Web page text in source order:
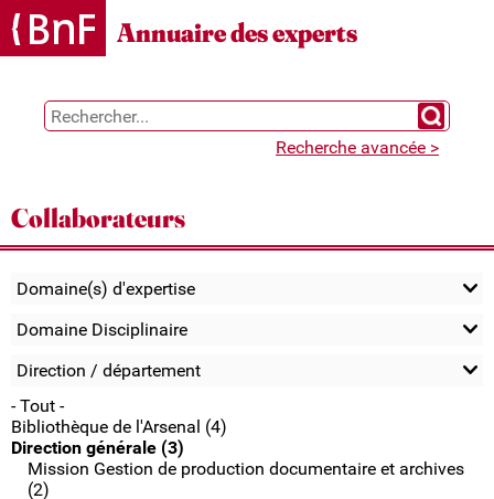
Gestion des cookies
Annuaire des experts
Chercher
Recherche avancée >
Collaborateurs
Domaine(s) d'expertise
Domaine Disciplinaire
Direction / département
- Tout -
Bibliothèque de l'Arsenal (4)
Direction générale (3)
Mission Gestion de production documentaire et archives
(2)